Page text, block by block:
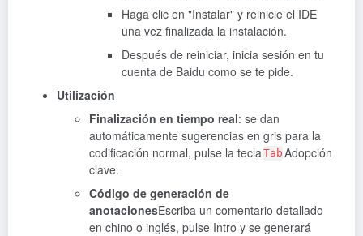
Haga clic en "Instalar" y reinicie el IDE
una vez finalizada la instalación.
Después de reiniciar, inicia sesión en tu
cuenta de Baidu como se te pide.
Utilización
Finalización en tiempo real: se dan
automáticamente sugerencias en gris para la
codificación normal, pulse la teclaTab Adopción
clave.
Código de generación de
anotacionesEscriba un comentario detallado
en chino o inglés, pulse Intro y se generará